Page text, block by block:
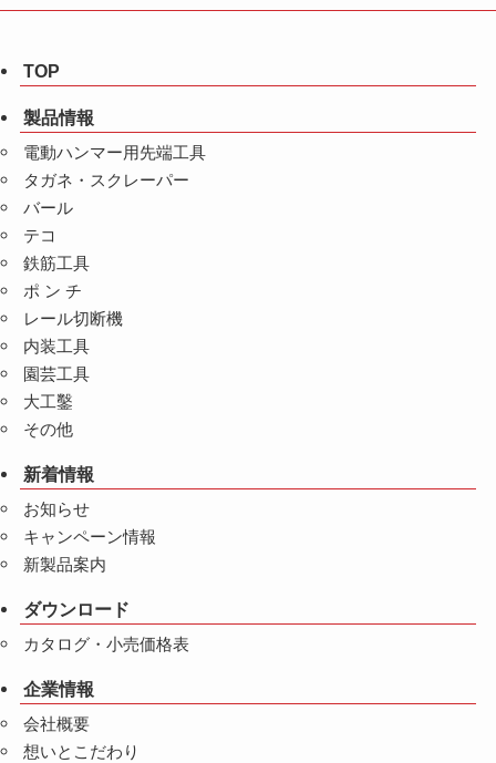
TOP
製品情報
電動ハンマー用先端工具
タガネ・スクレーパー
バール
テコ
鉄筋工具
ポ ン チ
レール切断機
内装工具
園芸工具
大工鑿
その他
新着情報
お知らせ
キャンペーン情報
新製品案内
ダウンロード
カタログ・小売価格表
企業情報
会社概要
想いとこだわり